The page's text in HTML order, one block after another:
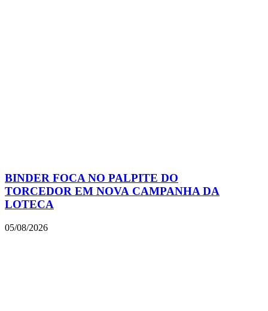
BINDER FOCA NO PALPITE DO
TORCEDOR EM NOVA CAMPANHA DA
LOTECA
05/08/2026